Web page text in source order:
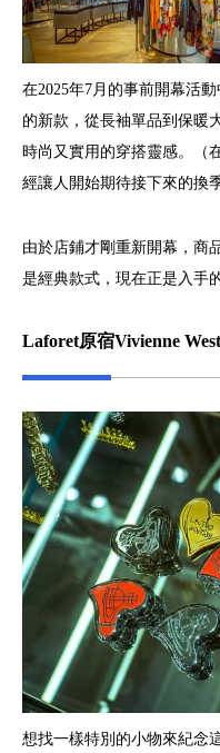
在2025年7月的事前開幕活
的新款，從長袖單品到保暖
時尚又實用的穿搭靈感。（
經讓人開始期待接下來的換
由於店鋪才剛重新開幕，商
是經典款式，現在正是入手
Laforet原宿Vivienne
想找一樣特別的小物來紀念